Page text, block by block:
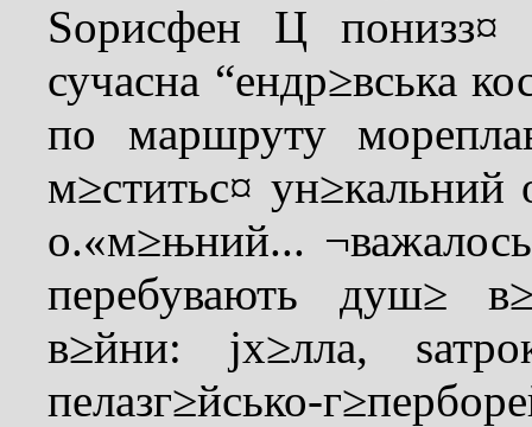
Ѕорисфен Ц
сучасна “ендр≥вська
по маршруту
м≥ститьс¤
о.«м≥њний...
перебувають душ≥
в≥йни: јх≥лла,
пелазг≥йсько-